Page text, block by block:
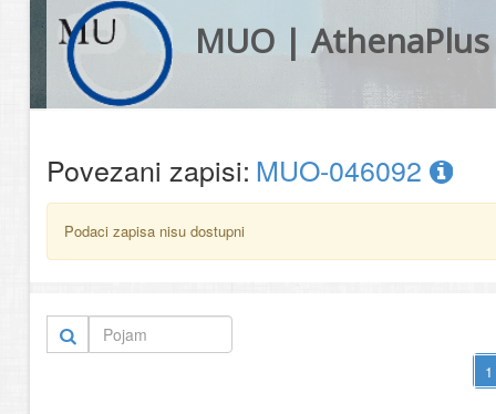
MUO | AthenaPlus
Povezani zapisi: MUO-046092
Podaci zapisa nisu dostupni